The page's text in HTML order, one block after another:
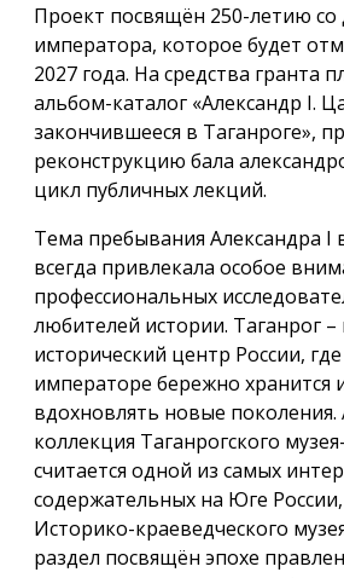
Проект посвящён 250-летию со
императора, которое будет
2027 года. На средства гранта
альбом-каталог «Александр I.
закончившееся в Таганроге»,
реконструкцию бала
цикл публичных лекций.
Тема пребывания Александра I
всегда привлекала особое
профессиональных
любителей истории. Таганрог
исторический центр России,
императоре бережно хранится
вдохновлять новые поколения.
коллекция Таганрогского
считается одной из самых
содержательных на Юге
Историко-краеведческого
раздел посвящён эпохе